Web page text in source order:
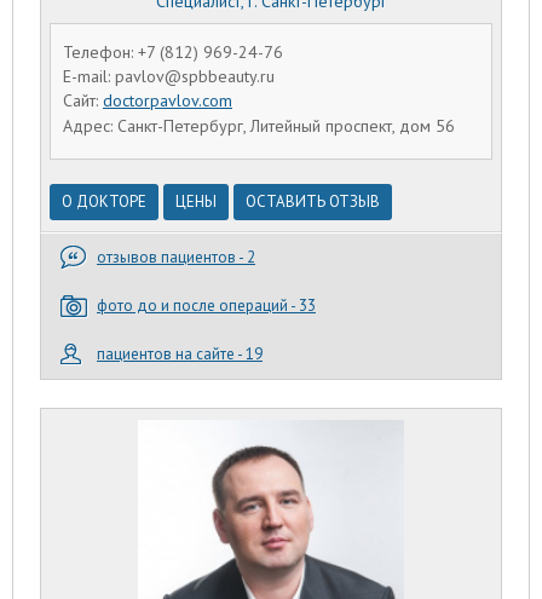
Телефон: +7 (812) 969-24-76
E-mail: pavlov@spbbeauty.ru
Сайт: doctorpavlov.com
Адрес: Санкт-Петербург, Литейный проспект, дом 56
О ДОКТОРЕ ЦЕНЫ ОСТАВИТЬ ОТЗЫВ
отзывов пациентов - 2
фото до и после операций - 33
пациентов на сайте - 19